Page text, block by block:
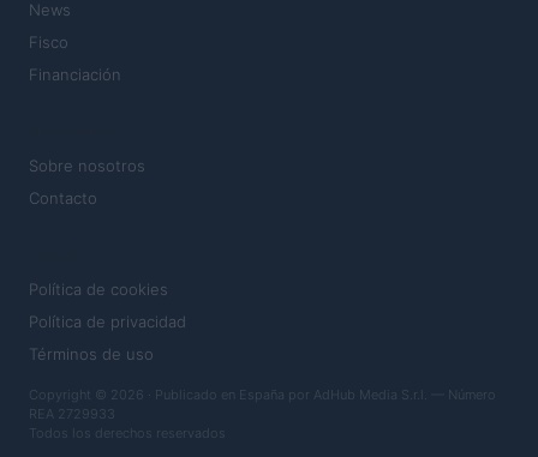
News
Fisco
Financiación
Sobre nosotros
Contacto
Política de cookies
Política de privacidad
Términos de uso
Copyright © 2026 · Publicado en España por AdHub Media S.r.l. — Número
REA 2729933
Todos los derechos reservados